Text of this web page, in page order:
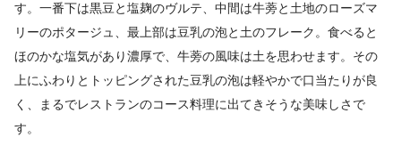
す。一番下は黒豆と塩麹のヴルテ、中間は牛蒡と土地のローズマ
リーのポタージュ、最上部は豆乳の泡と土のフレーク。食べると
ほのかな塩気があり濃厚で、牛蒡の風味は土を思わせます。その
上にふわりとトッピングされた豆乳の泡は軽やかで口当たりが良
く、まるでレストランのコース料理に出てきそうな美味しさで
す。